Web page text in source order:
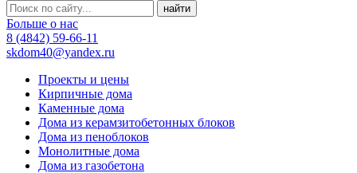
Больше о нас
8 (4842) 59-66-11
skdom40@yandex.ru
Проекты и цены
Кирпичные дома
Каменные дома
Дома из керамзитобетонных блоков
Дома из пеноблоков
Монолитные дома
Дома из газобетона